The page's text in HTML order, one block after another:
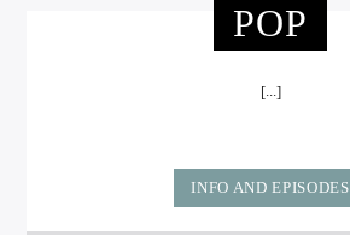
POP
[...]
INFO AND EPISODES